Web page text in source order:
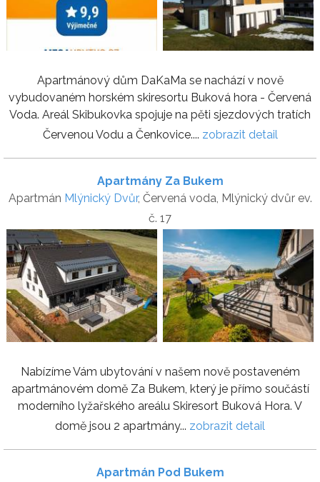
Apartmánový dům DaKaMa se nachází v nově
vybudovaném horském skiresortu Buková hora - Červená
Voda. Areál Skibukovka spojuje na pěti sjezdových tratích
Červenou Vodu a Čenkovice.... zobrazit detail
Apartmány Za Bukem
Apartmán Mlýnický Dvůr, Červená voda, Mlýnický dvůr ev.
č. 17
Nabízíme Vám ubytování v našem nově postaveném
apartmánovém domě Za Bukem, který je přímo součástí
moderního lyžařského areálu Skiresort Buková Hora. V
domě jsou 2 apartmány... zobrazit detail
Apartmán Pod Bukem